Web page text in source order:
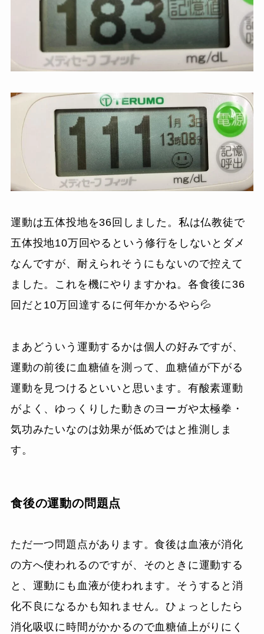
運動は五体投地を36回しました。私は仏教徒で
五体投地10万回やるという修行をしないとダメ
なんですが、耐えられそうにもないので控えて
ました。これを機にやりますかね。各食後に36
回だと10万回達するに何年かかるやら💦
まあどういう運動するかは個人の好みですが、
運動の前後に血糖値を測って、血糖値が下がる
運動を見つけるといいと思います。有酸素運動
がよく、ゆっくりした動きのヨーガや太極拳・
気功みたいなのは効果が低めではと推測しま
す。
食後の運動の問題点
ただ一つ問題点があります。食後は血液が消化
の方へ使われるのですが、そのときに運動する
と、運動にも血液が使われます。そうすると消
化不良になるかも知れません。ひょっとしたら
消化吸収に時間がかかるので血糖値上がりにく